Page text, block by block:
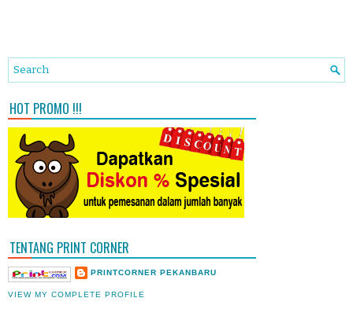
HOT PROMO !!!
TENTANG PRINT CORNER
PRINTCORNER PEKANBARU
VIEW MY COMPLETE PROFILE